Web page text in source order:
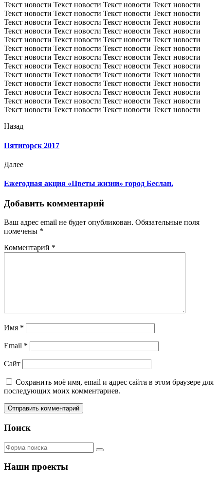
Текст новости Текст новости Текст новости Текст новости
Текст новости Текст новости Текст новости Текст новости
Текст новости Текст новости Текст новости Текст новости
Текст новости Текст новости Текст новости Текст новости
Текст новости Текст новости Текст новости Текст новости
Текст новости Текст новости Текст новости Текст новости
Текст новости Текст новости Текст новости Текст новости
Текст новости Текст новости Текст новости Текст новости
Текст новости Текст новости Текст новости Текст новости
Текст новости Текст новости Текст новости Текст новости
Текст новости Текст новости Текст новости Текст новости
Текст новости Текст новости Текст новости Текст новости
Текст новости Текст новости Текст новости Текст новости
Назад
Пятигорск 2017
Далее
Ежегодная акция «Цветы жизни» город Беслан.
Добавить комментарий
Ваш адрес email не будет опубликован. Обязательные поля
помечены *
Комментарий *
Имя *
Email *
Сайт
Сохранить моё имя, email и адрес сайта в этом браузере для
последующих моих комментариев.
Поиск
Поиск
Наши проекты